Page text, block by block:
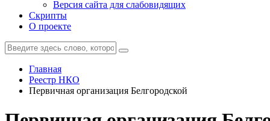
Версия сайта для слабовидящих
Скрипты
О проекте
Главная
Реестр НКО
Первичная организация Белгородской